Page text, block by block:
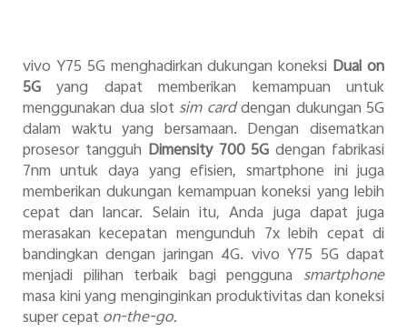
vivo Y75 5G menghadirkan dukungan koneksi Dual on
5Gyang dapat memberikan kemampuan untuk
menggunakan dua slot sim carddengan dukungan 5G
dalam waktu yang bersamaan. Dengan disematkan
prosesor tangguh Dimensity 700 5G dengan fabrikasi
7nm untuk daya yang efisien, smartphone ini juga
memberikan dukungan kemampuan koneksi yang lebih
cepat dan lancar. Selain itu, Anda juga dapat juga
merasakan kecepatan mengunduh 7x lebih cepat di
bandingkan dengan jaringan 4G. vivo Y75 5G dapat
menjadi pilihan terbaik bagi pengguna smartphone
masa kini yang menginginkan produktivitas dan koneksi
super cepaton-the-go.